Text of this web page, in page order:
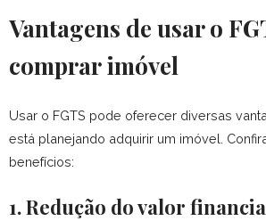
Vantagens de usar o
comprar imóvel
Usar o FGTS pode oferecer diversas
está planejando adquirir um imóvel.
benefícios:
1. Redução do valor